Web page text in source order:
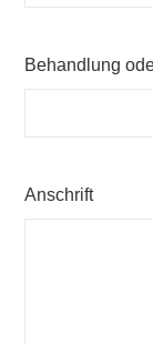
Behandlung
Anschrift